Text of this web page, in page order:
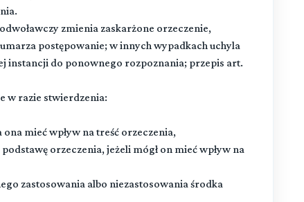
zmienia zaskarżone orzeczenie,
postępowanie; w innych wypadkach uchyla
instancji do ponownego rozpoznania; przepis art.
w razie stwierdzenia:
mieć wpływ na treść orzeczenia,
orzeczenia, jeżeli mógł on mieć wpływ na
zastosowania albo niezastosowania środka